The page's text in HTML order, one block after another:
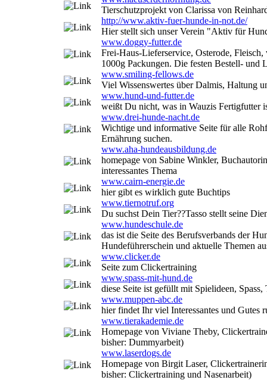
Tierschutzprojekt von Clarissa von
http://www.aktiv-fuer-hunde-in-not.de/
Hier stellt sich unser Verein "Aktiv für
www.doggy-futter.de
Frei-Haus-Lieferservice, Osterode,
1000g Packungen. Die festen Bestell- und
www.smiling-fellows.de
Viel Wissenswertes über Dalmis, Haltung
www.hund-und-futter.de
weißt Du nicht, was in Wauzis Fertigfutter
www.drei-hunde-nacht.de
Wichtige und informative Seite für alle
Ernährung suchen.
www.aha-hundeausbildung.de
homepage von Sabine Winkler,
interessantes Thema
www.cairn-energie.de
hier gibt es wirklich gute Buchtips
www.tiernotruf.org
Du suchst Dein Tier??Tasso stellt seine
www.hundeschule.de
das ist die Seite des Berufsverbands der
Hundeführerschein und aktuelle Themen
www.clicker.de
Seite zum Clickertraining
www.spass-mit-hund.de
diese Seite ist gefüllt mit Spielideen,
www.muppen-abc.de
hier findet Ihr viel Interessantes und Gutes
www.tierakademie.de
Homepage von Viviane Theby,
bisher: Dummyarbeit)
www.laserdogs.de
Homepage von Birgit Laser,
bisher: Clickertraining und Nasenarbeit)